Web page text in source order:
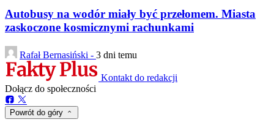
Autobusy na wodór miały być przełomem. Miasta
zaskoczone kosmicznymi rachunkami
Rafał Bernasiński - 3 dni temu
Kontakt do redakcji
Dołącz do społeczności
Powrót do góry